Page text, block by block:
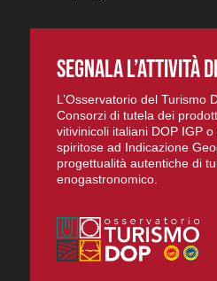
SEGNALA L’ATTIVITÀ
L’Osservatorio del Turismo
Consorzi di tutela dei
vitivinicoli italiani DOP IGP
spiritose ad Indicazione
progettualità autentiche di
enogastronomico.